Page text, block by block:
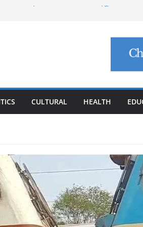
ମାଗିଲେ ଉନ୍ନୟନ କମିଶନର, ସଚିବଙ୍କୁ କଠୋର
ଠକେଇ, ମୁଖ୍ୟ ପ୍ରଶାସକଙ୍କ ଦସ୍ତଖତ ଜାଲ୍
ସୁପ୍ରିମକୋର୍ଟଙ୍କ ବଡ଼ ନିର୍ଦ୍ଦେଶ
୮ ଗ୍ରାମ ସୁନା-ଶାଢ଼ୀ, ଏଆଇ ପ୍ରଶିକ୍ଷଣ ପାଇଁ ୫
CULTURAL HEALTH